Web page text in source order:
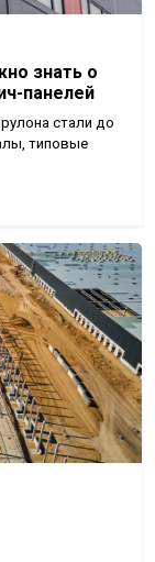
знать о
панелей
стали до
типовые